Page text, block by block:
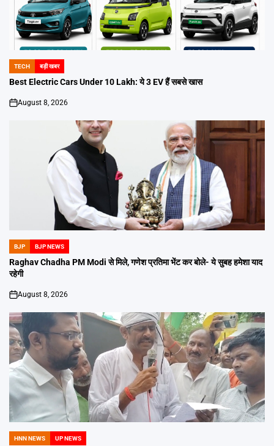
POSTED
IN
TECH बड़ी खबर
Best Electric Cars Under 10 Lakh: ये 3 EV हैं सबसे खास
on
August 8, 2026
POSTED
IN
BJP BJP NEWS
Raghav Chadha PM Modi से मिले, गणेश प्रतिमा भेंट कर बोले- ये सुबह हमेशा याद
रहेगी
on
August 8, 2026
POSTED
HNN NEWS UP NEWS